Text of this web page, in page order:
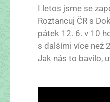
I letos jsme se
Roztancuj ČR s
pátek 12. 6. v 10
s dalšími více než
Jak nás to bavilo,